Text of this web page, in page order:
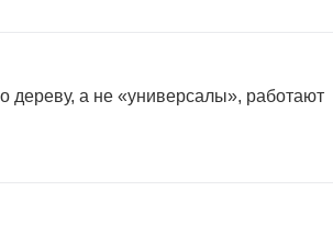
дереву, а не «универсалы», работают